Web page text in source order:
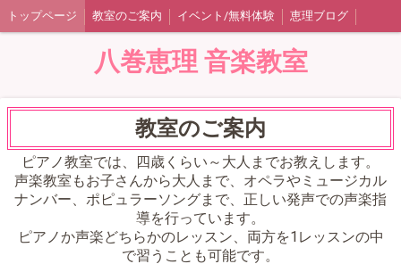
トップページ 教室のご案内 イベント/無料体験 恵理ブログ
八巻恵理 音楽教室
教室のご案内
ピアノ教室では、四歳くらい～大人までお教えします。
声楽教室もお子さんから大人まで、オペラやミュージカル
ナンバー、ポピュラーソングまで、正しい発声での声楽指
導を行っています。
ピアノか声楽どちらかのレッスン、両方を1レッスンの中
で習うことも可能です。